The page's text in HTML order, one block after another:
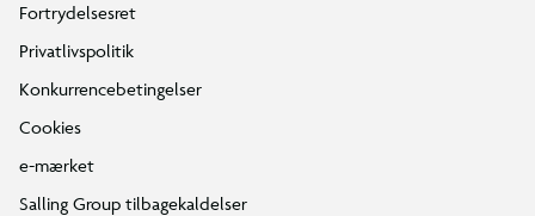
Fortrydelsesret
Privatlivspolitik
Konkurrencebetingelser
Cookies
e-mærket
Salling Group tilbagekaldelser